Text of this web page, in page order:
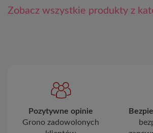
Zobacz wszystkie produkty z
Pozytywne opinie
Grono zadowolonych